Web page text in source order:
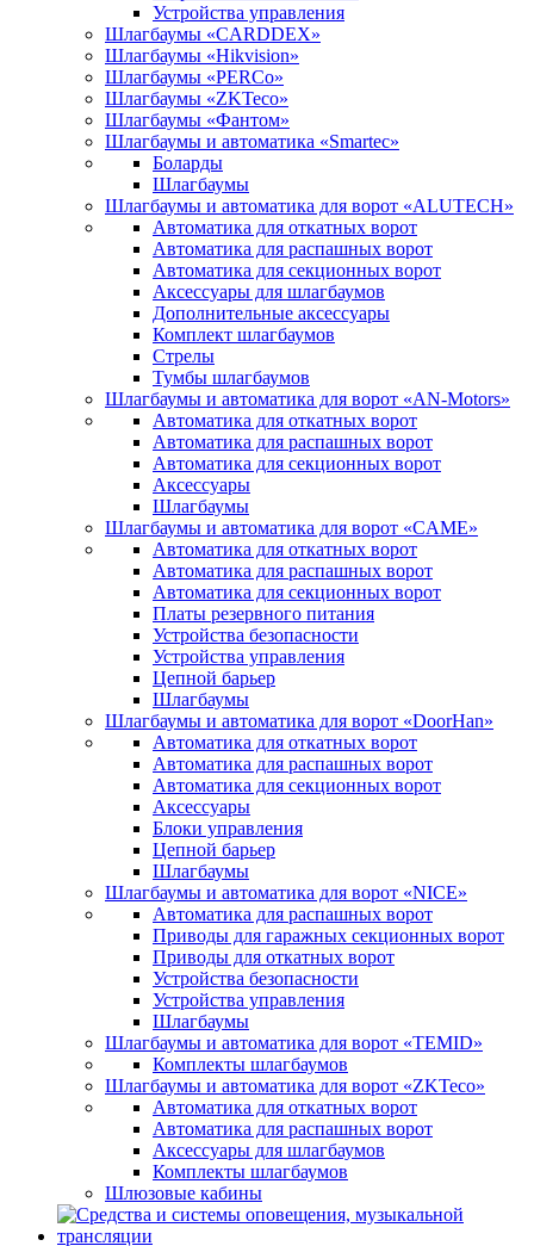
Устройства управления
Шлагбаумы «CARDDEX»
Шлагбаумы «Hikvision»
Шлагбаумы «PERCo»
Шлагбаумы «ZKTeco»
Шлагбаумы «Фантом»
Шлагбаумы и автоматика «Smartec»
Боларды
Шлагбаумы
Шлагбаумы и автоматика для ворот «ALUTECH»
Автоматика для откатных ворот
Автоматика для распашных ворот
Автоматика для секционных ворот
Аксессуары для шлагбаумов
Дополнительные аксессуары
Комплект шлагбаумов
Стрелы
Тумбы шлагбаумов
Шлагбаумы и автоматика для ворот «AN-Motors»
Автоматика для откатных ворот
Автоматика для распашных ворот
Автоматика для секционных ворот
Аксессуары
Шлагбаумы
Шлагбаумы и автоматика для ворот «CAME»
Автоматика для откатных ворот
Автоматика для распашных ворот
Автоматика для секционных ворот
Платы резервного питания
Устройства безопасности
Устройства управления
Цепной барьер
Шлагбаумы
Шлагбаумы и автоматика для ворот «DoorHan»
Автоматика для откатных ворот
Автоматика для распашных ворот
Автоматика для секционных ворот
Аксессуары
Блоки управления
Цепной барьер
Шлагбаумы
Шлагбаумы и автоматика для ворот «NICE»
Автоматика для распашных ворот
Приводы для гаражных секционных ворот
Приводы для откатных ворот
Устройства безопасности
Устройства управления
Шлагбаумы
Шлагбаумы и автоматика для ворот «TEMID»
Комплекты шлагбаумов
Шлагбаумы и автоматика для ворот «ZKTeco»
Автоматика для откатных ворот
Автоматика для распашных ворот
Аксессуары для шлагбаумов
Комплекты шлагбаумов
Шлюзовые кабины